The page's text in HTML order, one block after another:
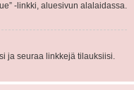
-linkki, aluesivun alalaidassa.
ja seuraa linkkejä tilauksiisi.